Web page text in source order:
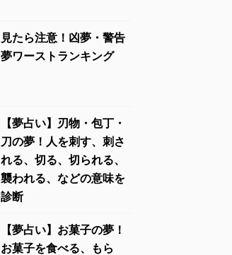
見たら注意！凶夢・警告
夢ワーストランキング
【夢占い】刃物・包丁・
刀の夢！人を刺す、刺さ
れる、切る、切られる、
襲われる、などの意味を
診断
【夢占い】お菓子の夢！
お菓子を食べる、もら